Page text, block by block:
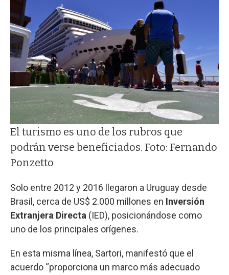
El turismo es uno de los rubros que
podrán verse beneficiados. Foto: Fernando
Ponzetto
Solo entre 2012 y 2016 llegaron a Uruguay desde
Brasil, cerca de US$ 2.000 millones en Inversión
Extranjera Directa (IED), posicionándose como
uno de los principales orígenes.
En esta misma línea, Sartori, manifestó que el
acuerdo “proporciona un marco más adecuado